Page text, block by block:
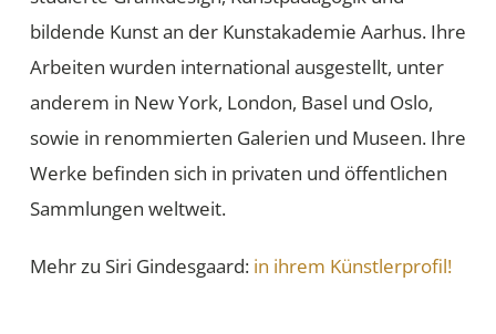
bildende Kunst an der Kunstakademie Aarhus. Ihre
Arbeiten wurden international ausgestellt, unter
anderem in New York, London, Basel und Oslo,
sowie in renommierten Galerien und Museen. Ihre
Werke befinden sich in privaten und öffentlichen
Sammlungen weltweit.
Mehr zu Siri Gindesgaard: in ihrem Künstlerprofil!